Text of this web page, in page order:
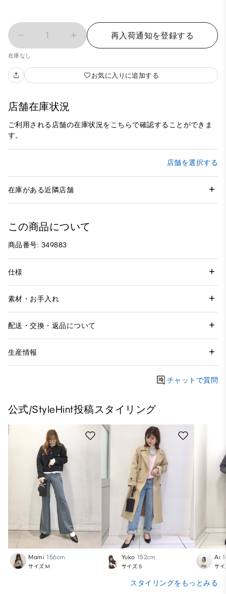
1 再入荷通知を登録する
在庫なし
お気に入りに追加する
店舗在庫状況
ご利用される店舗の在庫状況をこちらで確認することができま
す。
店舗を選択する
在庫がある近隣店舗
この商品について
商品番号: 349883
仕様
素材・お手入れ
配送・交換・返品について
生産情報
チャットで質問
公式/StyleHint投稿スタイリング
Mami 156cm
サイズ:M
Yuko 152cm
サイズ:S
Ai
サイ
スタイリングをもっとみる